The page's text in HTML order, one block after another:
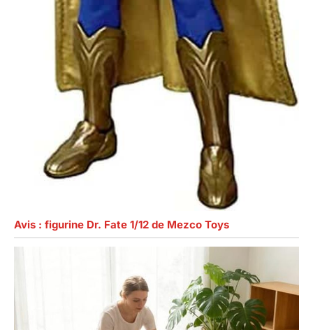
Avis : figurine Dr. Fate 1/12 de Mezco Toys